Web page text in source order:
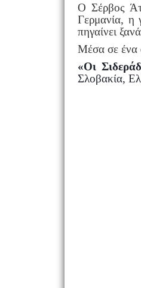
Ο Σέρβος
Γερμανία, η
πηγαίνει
Μέσα σε ένα
«Οι
Σλοβακία,